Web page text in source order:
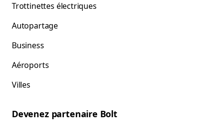
Trottinettes électriques
Autopartage
Business
Aéroports
Villes
Devenez partenaire Bolt